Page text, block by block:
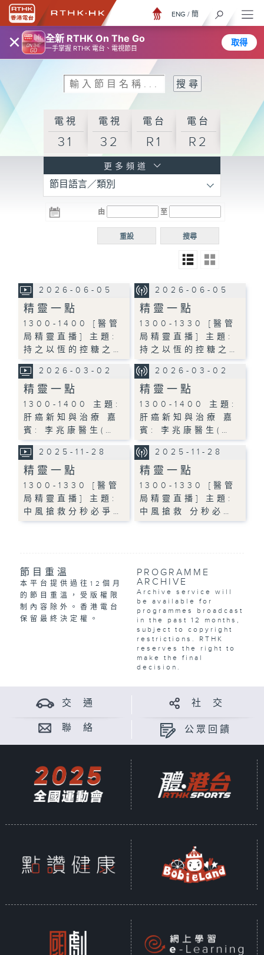
× 全新 RTHK On The Go
一手掌握 RTHK 電台、電視節目
取得
ENG / 簡
電視
31
電視
32
電台
R1
電台
R2
R3
電台 電台
R5
電台
普通
更多頻道
節目語言／類別
由 至
搜尋
重設
2026-06-05
精靈一點
1300-1400 [醫管
局精靈直播] 主題:
持之以恆的控糖之…
2026-06-05
精靈一點
1300-1330 [醫管
局精靈直播] 主題:
持之以恆的控糖之…
2026-03-02
精靈一點
1300-1400 主題:
肝癌新知與治療 嘉
賓: 李兆康醫生(…
2026-03-02
精靈一點
1300-1400 主題:
肝癌新知與治療 嘉
賓: 李兆康醫生(…
2025-11-28
精靈一點
1300-1330 [醫管
局精靈直播] 主題:
中風搶救分秒必爭…
2025-11-28
精靈一點
1300-1330 [醫管
局精靈直播] 主題:
中風搶救 分秒必…
節目重溫
本平台提供過往12個月
的節目重溫，受版權限
制內容除外。香港電台
保留最終決定權。
PROGRAMME
ARCHIVE
Archive service will
be available for
programmes broadcast
in the past 12 months,
subject to copyright
restrictions. RTHK
reserves the right to
make the final
decision.
交 通 社 交
聯 絡 公眾回饋